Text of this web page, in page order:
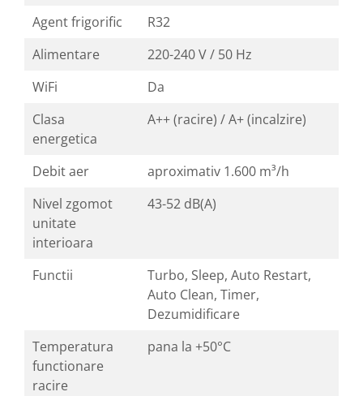
Agent frigorific
R32
Alimentare
220-240 V / 50 Hz
WiFi
Da
Clasa
energetica
A++ (racire) / A+ (incalzire)
Debit aer
aproximativ 1.600 m³/h
Nivel zgomot
unitate
interioara
43-52 dB(A)
Functii
Turbo, Sleep, Auto Restart,
Auto Clean, Timer,
Dezumidificare
Temperatura
functionare
racire
pana la +50°C